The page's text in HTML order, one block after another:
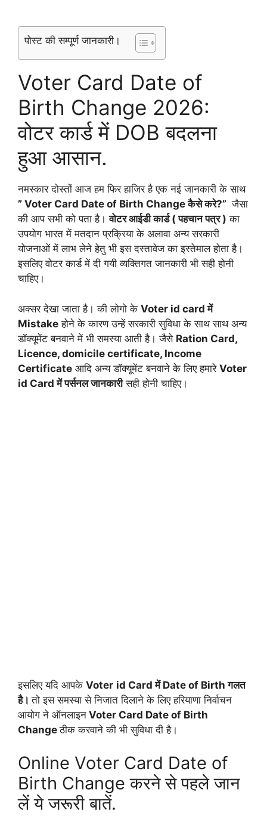
पोस्ट की सम्पूर्ण जानकारी।
Voter Card Date of
Birth Change 2026:
वोटर कार्ड में DOB बदलना
हुआ आसान.
नमस्कार दोस्तों आज हम फिर हाजिर है एक नई जानकारी के साथ
” Voter Card Date of Birth Change कैसे करे?” जैसा
की आप सभी को पता है।वोटर आईडी कार्ड ( पहचान पत्र ) का
उपयोग भारत में मतदान प्रक्रिया के अलावा अन्य सरकारी
योजनाओं में लाभ लेने हेतु भी इस दस्तावेज का इस्तेमाल होता है।
इसलिए वोटर कार्ड में दी गयी व्यक्तिगत जानकारी भी सही होनी
चाहिए।
अक्सर देखा जाता है। की लोगो के Voter id card में
Mistake होने के कारण उन्हें सरकारी सुविधा के साथ साथ अन्य
डॉक्यूमेंट बनवाने में भी समस्या आती है। जैसे Ration Card,
Licence, domicile certificate, Income
Certificate आदि अन्य डॉक्यूमेंट बनवाने के लिए हमारे Voter
id Card में पर्सनल जानकारीसही होनी चाहिए।
इसलिए यदि आपके Voter id Card में Date of Birth गलत
है।तो इस समस्या से निजात दिलाने के लिए हरियाणा निर्वाचन
आयोग ने ऑनलाइन Voter Card Date of Birth
Changeठीक करवाने की भी सुविधा दी है।
Online Voter Card Date of
Birth Change करने से पहले जान
लें ये जरूरी बातें.